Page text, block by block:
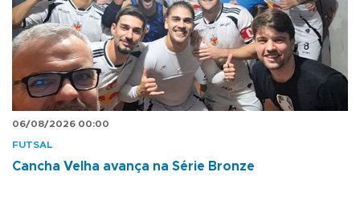
06/08/2026 00:00
FUTSAL
Cancha Velha avança na Série Bronze